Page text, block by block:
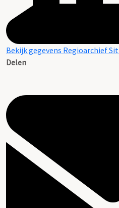
Bekijk gegevens Regioarchief
Delen